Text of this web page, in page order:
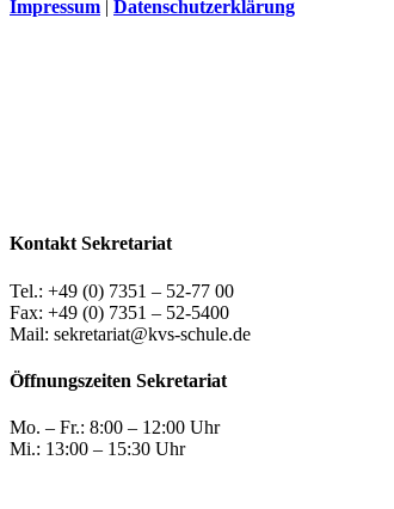
Impressum | Datenschutzerklärung
Kontakt Sekretariat
Tel.: +49 (0) 7351 – 52-77 00
Fax: +49 (0) 7351 – 52-5400
Mail: sekretariat@kvs-schule.de
Öffnungszeiten Sekretariat
Mo. – Fr.: 8:00 – 12:00 Uhr
Mi.: 13:00 – 15:30 Uhr